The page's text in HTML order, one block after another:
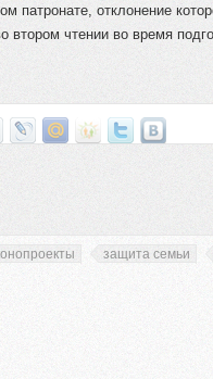
патронате, отклонение
втором чтении во время
защита семьи